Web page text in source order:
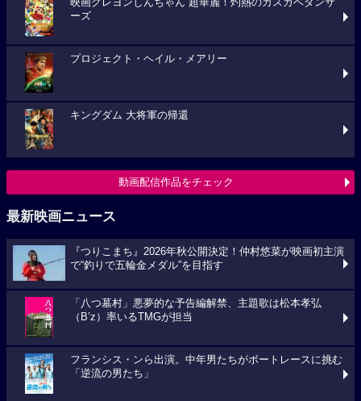
映画クレヨンしんちゃん 超華麗！灼熱のカスカベダンサ
ーズ
プロジェクト・ヘイル・メアリー
キングダム 大将軍の帰還
動画配信作品をチェック
最新映画ニュース
『つりこまち』2026年秋公開決定！仲村悠菜が映画初主演
で“釣りで五輪金メダル”を目指す
「八つ墓村」悪夢的な予告編解禁、主題歌は松本孝弘
（B’z）率いるTMGが担当
フランシス・ンら出演。中年男たちがボートレースに挑む
「逆流の男たち」